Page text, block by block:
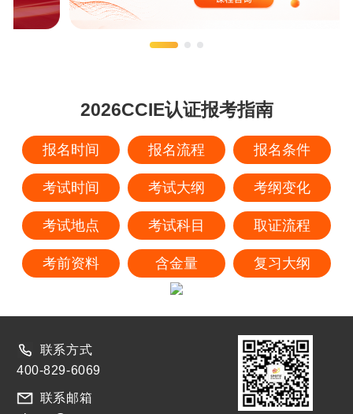
2026CCIE认证报考指南
报名时间 报名流程 报名条件
考试时间 考试大纲 考纲变化
考试地点 考试科目 取证流程
考前资料 含金量 复习大纲
联系方式
400-829-6069
联系邮箱